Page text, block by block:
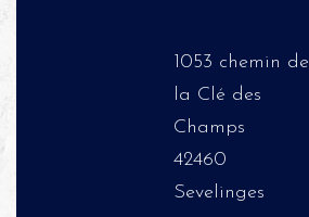
1053 chemin de
la Clé des
Champs
42460
Sevelinges